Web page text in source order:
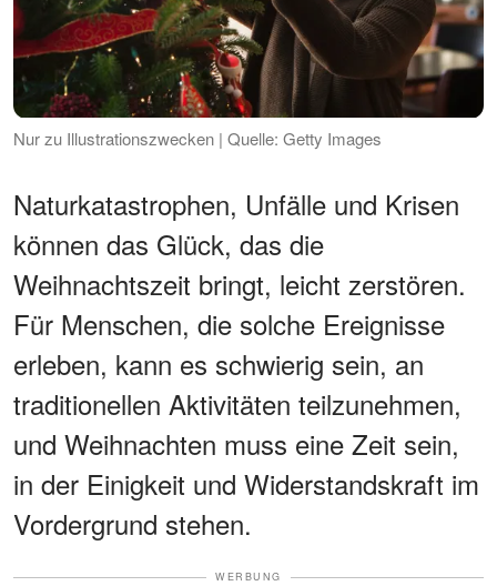
Nur zu Illustrationszwecken | Quelle: Getty Images
Naturkatastrophen, Unfälle und Krisen
können das Glück, das die
Weihnachtszeit bringt, leicht zerstören.
Für Menschen, die solche Ereignisse
erleben, kann es schwierig sein, an
traditionellen Aktivitäten teilzunehmen,
und Weihnachten muss eine Zeit sein,
in der Einigkeit und Widerstandskraft im
Vordergrund stehen.
WERBUNG